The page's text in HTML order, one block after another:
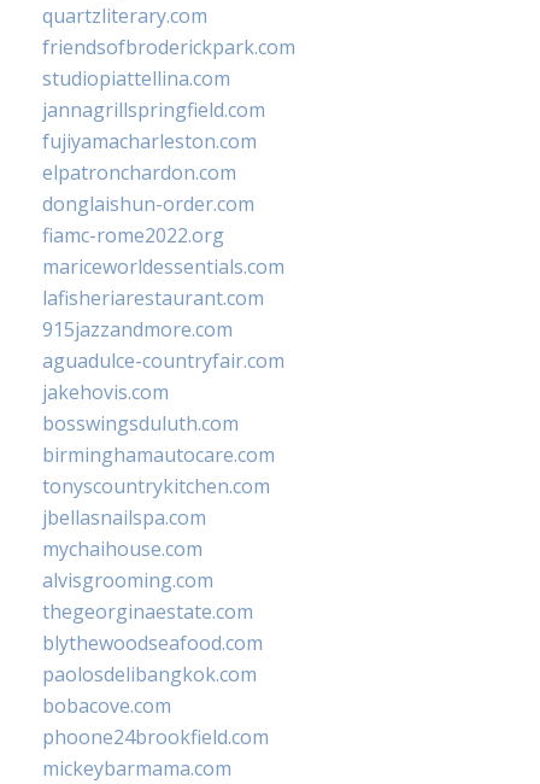
quartzliterary.com
friendsofbroderickpark.com
studiopiattellina.com
jannagrillspringfield.com
fujiyamacharleston.com
elpatronchardon.com
donglaishun-order.com
fiamc-rome2022.org
mariceworldessentials.com
lafisheriarestaurant.com
915jazzandmore.com
aguadulce-countryfair.com
jakehovis.com
bosswingsduluth.com
birminghamautocare.com
tonyscountrykitchen.com
jbellasnailspa.com
mychaihouse.com
alvisgrooming.com
thegeorginaestate.com
blythewoodseafood.com
paolosdelibangkok.com
bobacove.com
phoone24brookfield.com
mickeybarmama.com